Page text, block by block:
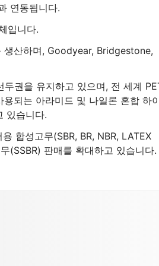
연동됩니다.
입니다.
생산하며, Goodyear, Bridgestone,
권을 유지하고 있으며, 전 세계
되는 아라미드 및 나일론 혼합 하
있습니다.
합성고무(SBR, BR, NBR, LATEX
(SSBR) 판매를 확대하고 있습니다.